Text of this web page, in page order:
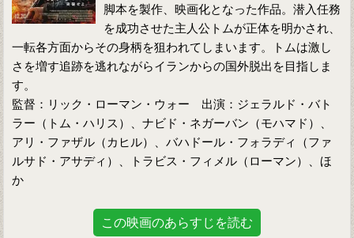
脚本を製作、映画化となった作品。潜入任務
を成功させた主人公トムが正体を明かされ、
一転各方面からその身柄を狙われてしまいます。トムは激し
さを増す追跡を逃れながらイランからの国外脱出を目指しま
す。
監督：リック・ローマン・ウォー 出演：ジェラルド・バト
ラー（トム・ハリス）、ナビド・ネガーバン（モハマド）、
アリ・ファザル（カヒル）、バハドール・フォラディ（ファ
ルサド・アサディ）、トラビス・フィメル（ローマン）、ほ
か
この映画のあらすじを読む